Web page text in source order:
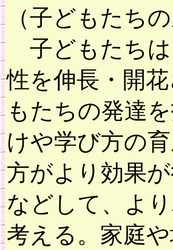
（子どもたち
子どもたちは
性を伸長・開
もたちの発達
けや学び方の
方がより効果
などして、よ
考える。家庭